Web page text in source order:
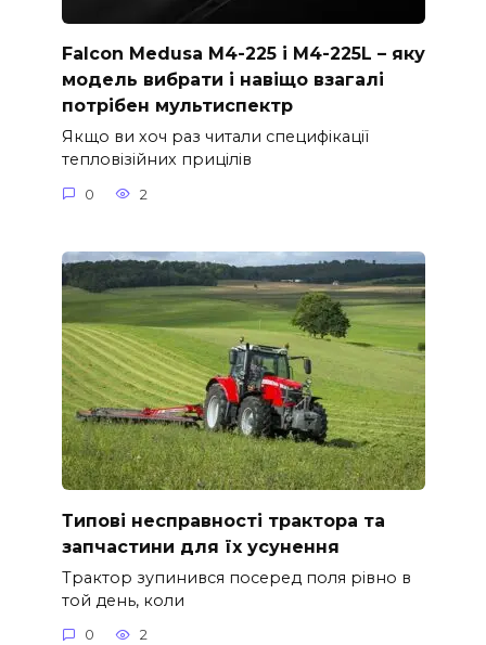
Falcon Medusa M4-225 і M4-225L – яку
модель вибрати і навіщо взагалі
потрібен мультиспектр
Якщо ви хоч раз читали специфікації
тепловізійних прицілів
0 2
Типові несправності трактора та
запчастини для їх усунення
Трактор зупинився посеред поля рівно в
той день, коли
0 2